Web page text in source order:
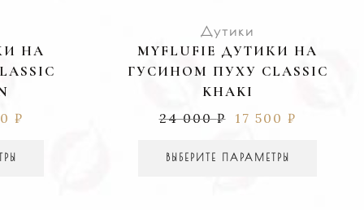
НА
₽
Дутики
MYFLUFIE ДУТИКИ НА
ГУСИНОМ ПУХУ CLASSIC
KHAKI
24 000₽ 17 500 ₽
ВЫБЕРИТЕ ПАРАМЕТРЫ